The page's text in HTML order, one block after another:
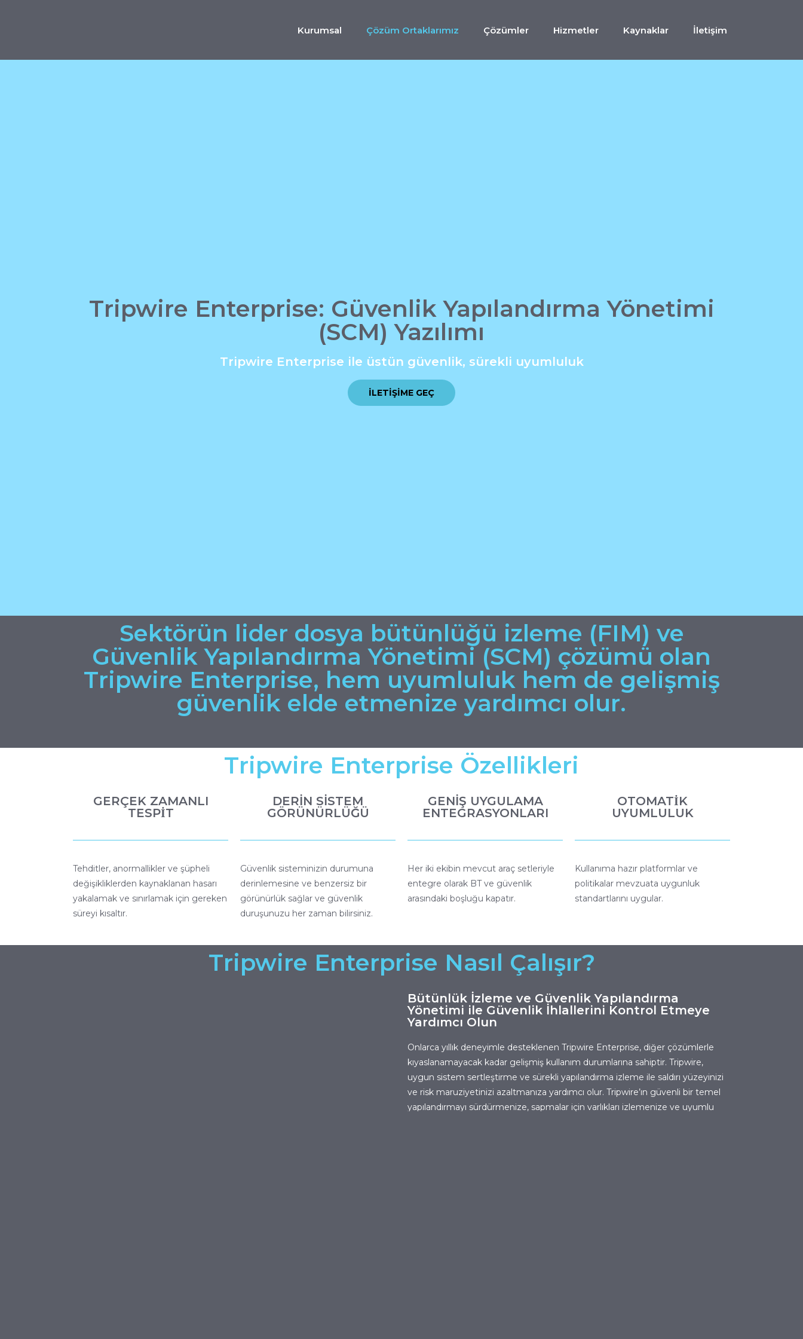
Kurumsal Çözüm Ortaklarımız Çözümler Hizmetler Kaynaklar İletişim
Tripwire Enterprise: Güvenlik Yapılandırma Yönetimi
(SCM) Yazılımı
Tripwire Enterprise ile üstün güvenlik, sürekli uyumluluk
İLETIŞIME GEÇ
Sektörün lider dosya bütünlüğü izleme (FIM) ve
Güvenlik Yapılandırma Yönetimi (SCM) çözümü olan
Tripwire Enterprise, hem uyumluluk hem de gelişmiş
güvenlik elde etmenize yardımcı olur.
Tripwire Enterprise Özellikleri
GERÇEK ZAMANLI
TESPİT
Tehditler, anormallikler ve şüpheli
değişikliklerden kaynaklanan hasarı
yakalamak ve sınırlamak için gereken
süreyi kısaltır.
DERİN SİSTEM
GÖRÜNÜRLÜĞÜ
Güvenlik sisteminizin durumuna
derinlemesine ve benzersiz bir
görünürlük sağlar ve güvenlik
duruşunuzu her zaman bilirsiniz.
GENİŞ UYGULAMA
ENTEGRASYONLARI
Her iki ekibin mevcut araç setleriyle
entegre olarak BT ve güvenlik
arasındaki boşluğu kapatır.
OTOMATİK
UYUMLULUK
Kullanıma hazır platformlar ve
politikalar mevzuata uygunluk
standartlarını uygular.
Tripwire Enterprise Nasıl Çalışır?
Bütünlük İzleme ve Güvenlik Yapılandırma
Yönetimi ile Güvenlik İhlallerini Kontrol Etmeye
Yardımcı Olun
Onlarca yıllık deneyimle desteklenen Tripwire Enterprise, diğer çözümlerle
kıyaslanamayacak kadar gelişmiş kullanım durumlarına sahiptir. Tripwire,
uygun sistem sertleştirme ve sürekli yapılandırma izleme ile saldırı yüzeyinizi
ve risk maruziyetinizi azaltmanıza yardımcı olur. Tripwire’ın güvenli bir temel
yapılandırmayı sürdürmenize, sapmalar için varlıkları izlemenize ve uyumlu